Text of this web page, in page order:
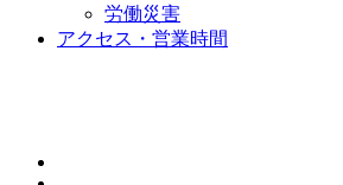
労働災害
アクセス・営業時間